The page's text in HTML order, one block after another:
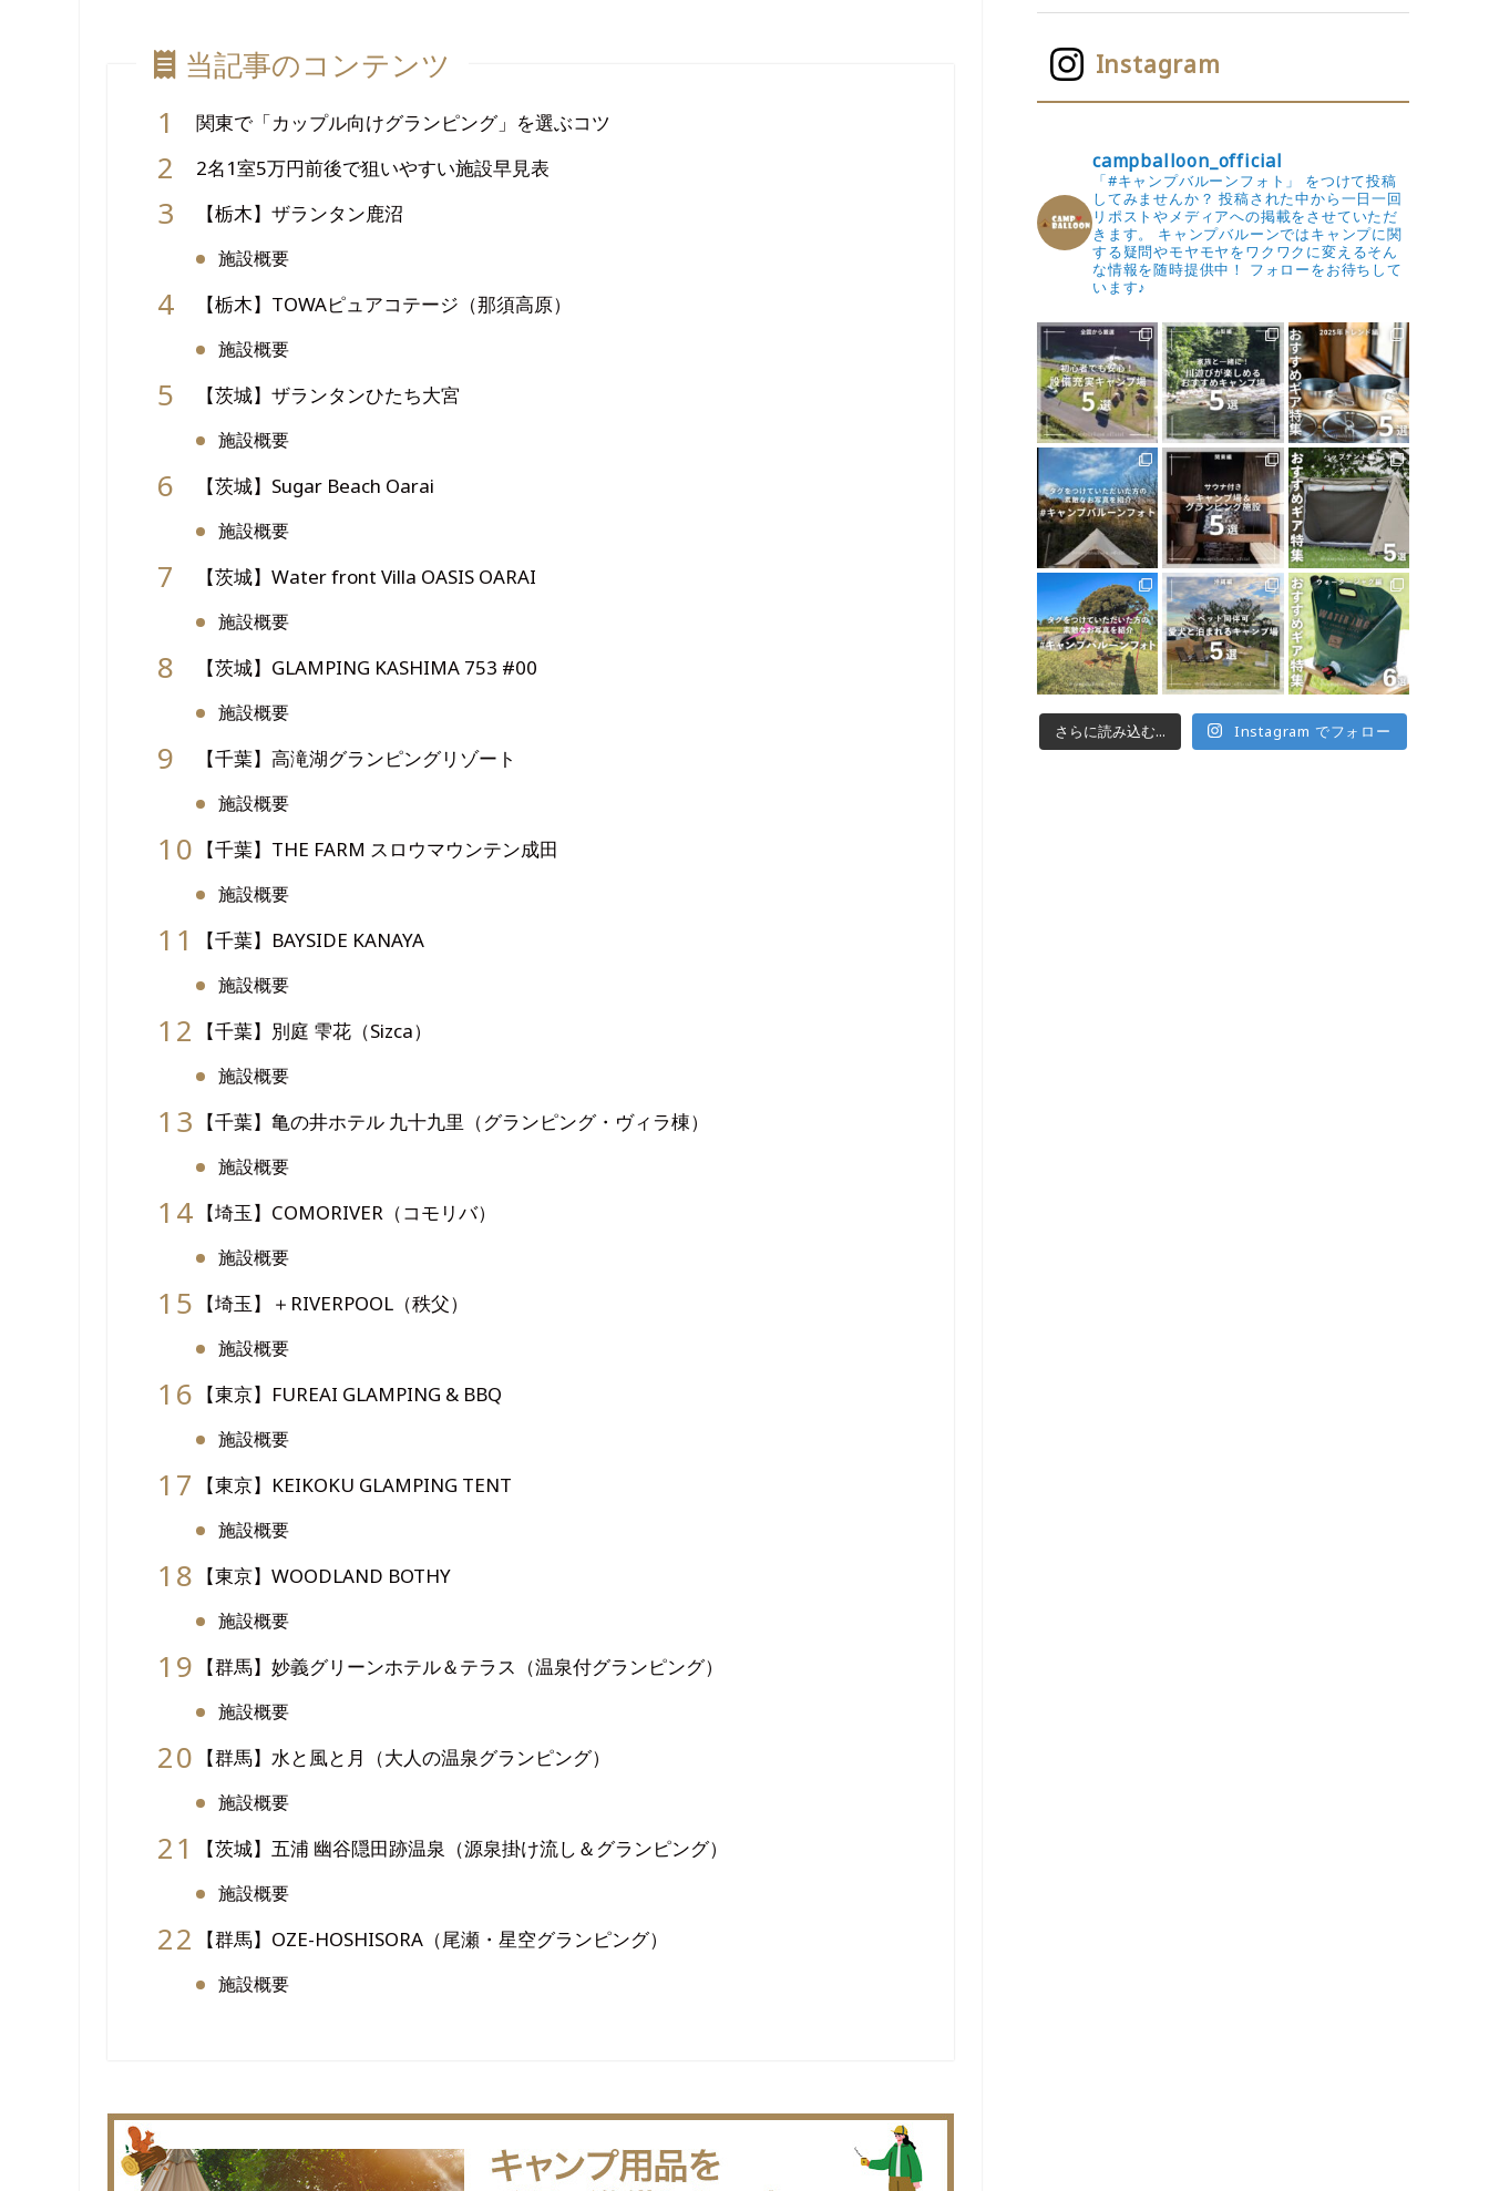
当記事のコンテンツ
関東で「カップル向けグランピング」を選ぶコツ
2名1室5万円前後で狙いやすい施設早見表
【栃木】ザランタン鹿沼
施設概要
【栃木】TOWAピュアコテージ（那須高原）
施設概要
【茨城】ザランタンひたち大宮
施設概要
【茨城】Sugar Beach Oarai
施設概要
【茨城】Water front Villa OASIS OARAI
施設概要
【茨城】GLAMPING KASHIMA 753 #00
施設概要
【千葉】高滝湖グランピングリゾート
施設概要
【千葉】THE FARM スロウマウンテン成田
施設概要
【千葉】BAYSIDE KANAYA
施設概要
【千葉】別庭 雫花（Sizca）
施設概要
【千葉】亀の井ホテル 九十九里（グランピング・ヴィラ棟）
施設概要
【埼玉】COMORIVER（コモリバ）
施設概要
【埼玉】＋RIVERPOOL（秩父）
施設概要
【東京】FUREAI GLAMPING & BBQ
施設概要
【東京】KEIKOKU GLAMPING TENT
施設概要
【東京】WOODLAND BOTHY
施設概要
【群馬】妙義グリーンホテル＆テラス（温泉付グランピング）
施設概要
【群馬】水と風と月（大人の温泉グランピング）
施設概要
【茨城】五浦 幽谷隠田跡温泉（源泉掛け流し＆グランピング）
施設概要
【群馬】OZE-HOSHISORA（尾瀬・星空グランピング）
施設概要
Instagram
campballoon_official
「#キャンプバルーンフォト」 をつけて投稿
してみませんか？ 投稿された中から一日一回
リポストやメディアへの掲載をさせていただ
きます。
キャンプバルーンではキャンプに関
する疑問やモヤモヤをワクワクに変えるそん
な情報を随時提供中！
フォローをお待ちして
います♪
さらに読み込む... Instagram でフォロー